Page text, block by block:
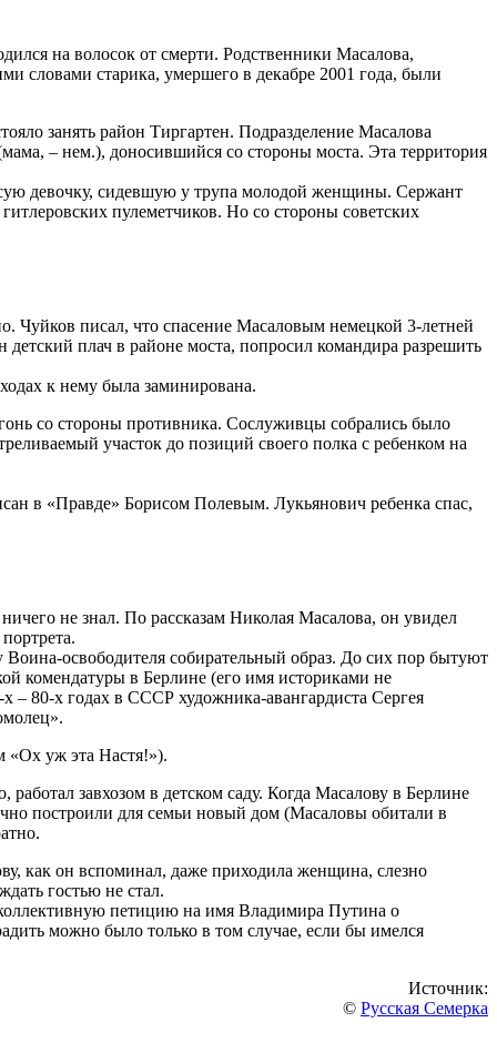
на волосок от смерти. Родственники Масалова,
словами старика, умершего в декабре 2001 года, были
занять район Тиргартен. Подразделение Масалова
– нем.), доносившийся со стороны моста. Эта территория
девочку, сидевшую у трупа молодой женщины. Сержант
пулеметчиков. Но со стороны советских
Чуйков писал, что спасение Масаловым немецкой 3-летней
плач в районе моста, попросил командира разрешить
к нему была заминирована.
со стороны противника. Сослуживцы собрались было
участок до позиций своего полка с ребенком на
в «Правде» Борисом Полевым. Лукьянович ребенка спас,
не знал. По рассказам Николая Масалова, он увидел
освободителя собирательный образ. До сих пор бытуют
комендатуры в Берлине (его имя историками не
– 80-х годах в СССР художника-авангардиста Сергея
«Ох уж эта Настя!»).
завхозом в детском саду. Когда Масалову в Берлине
построили для семьи новый дом (Масаловы обитали в
как он вспоминал, даже приходила женщина, слезно
гостью не стал.
петицию на имя Владимира Путина о
можно было только в том случае, если бы имелся
Источник:
© Русская Семерка